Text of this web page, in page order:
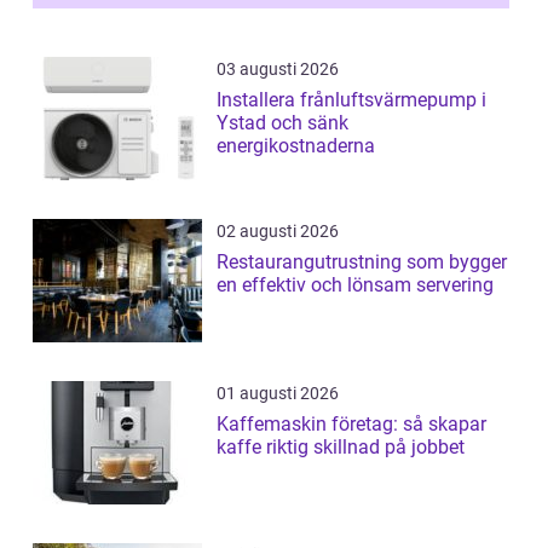
03 augusti 2026
Installera frånluftsvärmepump i
Ystad och sänk
energikostnaderna
02 augusti 2026
Restaurangutrustning som bygger
en effektiv och lönsam servering
01 augusti 2026
Kaffemaskin företag: så skapar
kaffe riktig skillnad på jobbet